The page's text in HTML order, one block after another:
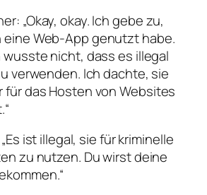
„Okay, okay. Ich gebe zu,
eine Web-App genutzt habe.
wusste nicht, dass es illegal
verwenden. Ich dachte, sie
für das Hosten von Websites
ist illegal, sie für kriminelle
zu nutzen. Du wirst deine